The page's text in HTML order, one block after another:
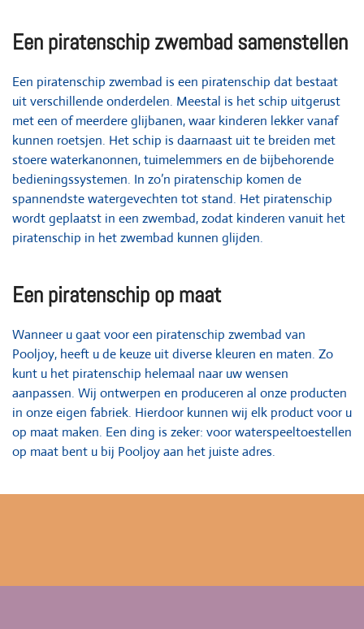
Een piratenschip zwembad samenstellen
Een piratenschip zwembad is een piratenschip dat bestaat
uit verschillende onderdelen. Meestal is het schip uitgerust
met een of meerdere glijbanen, waar kinderen lekker vanaf
kunnen roetsjen. Het schip is daarnaast uit te breiden met
stoere waterkanonnen, tuimelemmers en de bijbehorende
bedieningssystemen. In zo’n piratenschip komen de
spannendste watergevechten tot stand. Het piratenschip
wordt geplaatst in een zwembad, zodat kinderen vanuit het
piratenschip in het zwembad kunnen glijden.
Een piratenschip op maat
Wanneer u gaat voor een piratenschip zwembad van
Pooljoy, heeft u de keuze uit diverse kleuren en maten. Zo
kunt u het piratenschip helemaal naar uw wensen
aanpassen. Wij ontwerpen en produceren al onze producten
in onze eigen fabriek. Hierdoor kunnen wij elk product voor u
op maat maken. Een ding is zeker: voor waterspeeltoestellen
op maat bent u bij Pooljoy aan het juiste adres.